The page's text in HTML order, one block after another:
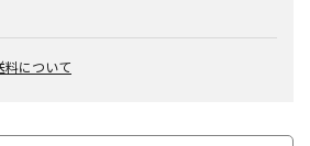
料について